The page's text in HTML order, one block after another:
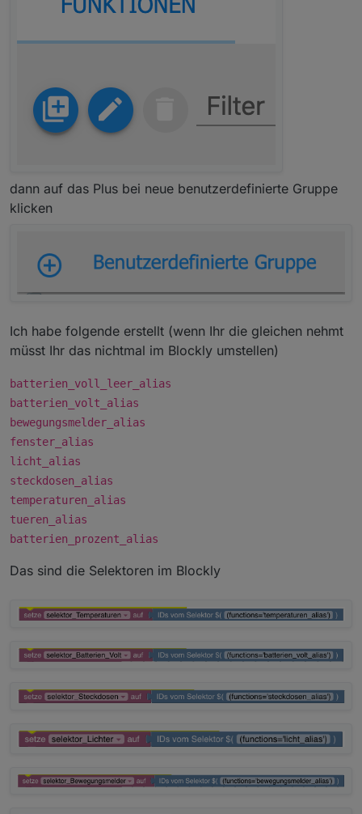
dann auf das Plus bei neue benutzerdefinierte Gruppe
klicken
Ich habe folgende erstellt (wenn Ihr die gleichen nehmt
müsst Ihr das nichtmal im Blockly umstellen)
batterien_voll_leer_alias
batterien_volt_alias
bewegungsmelder_alias
fenster_alias
licht_alias
steckdosen_alias
temperaturen_alias
tueren_alias
batterien_prozent_alias
Das sind die Selektoren im Blockly